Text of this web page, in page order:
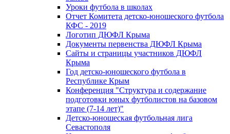
Уроки футбола в школах
Отчет Комитета детско-юношеского футбола
КФС - 2019
Логотип ДЮФЛ Крыма
Документы первенства ДЮФЛ Крыма
Сайты и страницы участников ДЮФЛ
Крыма
Год детско-юношеского футбола в
Республике Крым
Конференция "Структура и содержание
подготовки юных футболистов на базовом
этапе (7-14 лет)"
Детско-юношеская футбольная лига
Севастополя